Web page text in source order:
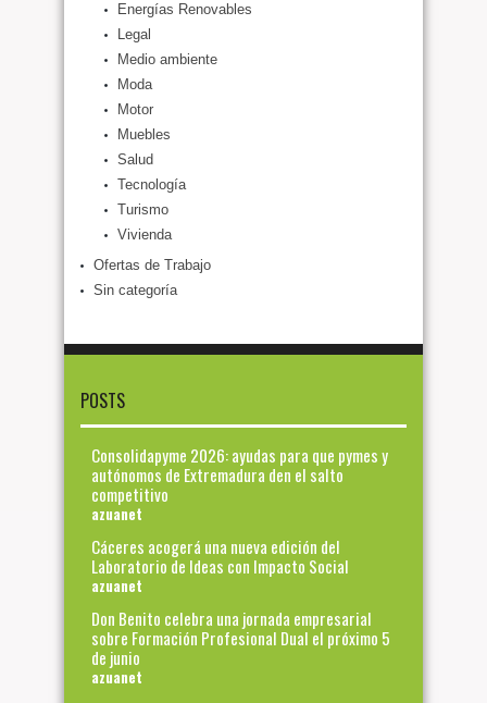
Energías Renovables
Legal
Medio ambiente
Moda
Motor
Muebles
Salud
Tecnología
Turismo
Vivienda
Ofertas de Trabajo
Sin categoría
POSTS
Consolidapyme 2026: ayudas para que pymes y
autónomos de Extremadura den el salto
competitivo
azuanet
Cáceres acogerá una nueva edición del
Laboratorio de Ideas con Impacto Social
azuanet
Don Benito celebra una jornada empresarial
sobre Formación Profesional Dual el próximo 5
de junio
azuanet